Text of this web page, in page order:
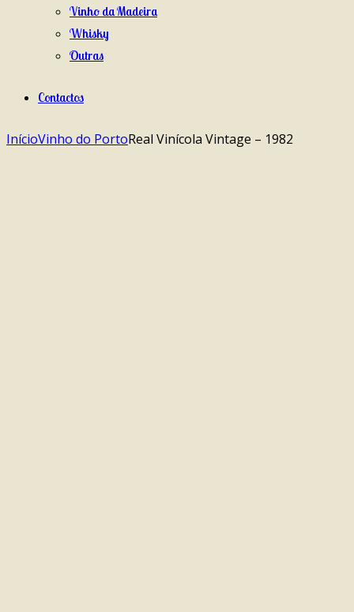
Vinho da Madeira
Whisky
Outras
Contactos
InícioVinho do PortoReal Vinícola Vintage – 1982